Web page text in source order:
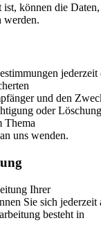
können die
werden.
jederzeit
und den
oder Löschung
Thema
uns wenden.
Ihrer
Sie sich jederzeit
besteht in